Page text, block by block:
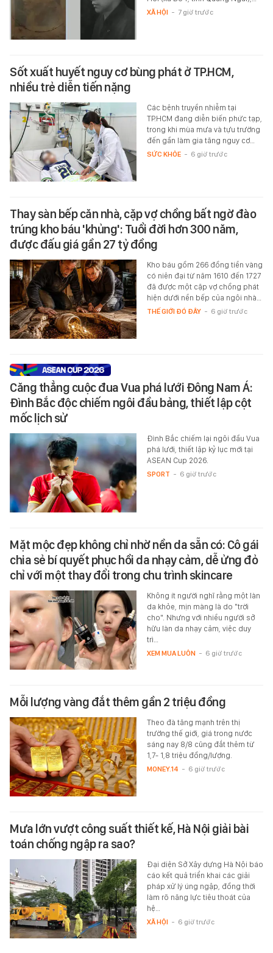
XÃ HỘI - 7 giờ trước
Sốt xuất huyết nguy cơ bùng phát ở TP.HCM,
nhiều trẻ diễn tiến nặng
Các bệnh truyền nhiễm tại
TP.HCM đang diễn biến phức tạp,
trong khi mùa mưa và tựu trường
đến gần làm gia tăng nguy cơ…
SỨC KHỎE - 6 giờ trước
Thay sàn bếp căn nhà, cặp vợ chồng bất ngờ đào
trúng kho báu 'khủng': Tuổi đời hơn 300 năm,
được đấu giá gần 27 tỷ đồng
Kho báu gồm 266 đồng tiền vàng
có niên đại từ năm 1610 đến 1727
đã được một cặp vợ chồng phát
hiện dưới nền bếp của ngôi nhà…
THẾ GIỚI ĐÓ ĐÂY - 6 giờ trước
Căng thẳng cuộc đua Vua phá lưới Đông Nam Á:
Đình Bắc độc chiếm ngôi đầu bảng, thiết lập cột
mốc lịch sử
Đình Bắc chiếm lại ngôi đầu Vua
phá lưới, thiết lập kỷ lục mới tại
ASEAN Cup 2026.
SPORT - 6 giờ trước
Mặt mộc đẹp không chỉ nhờ nền da sẵn có: Cô gái
chia sẻ bí quyết phục hồi da nhạy cảm, dễ ửng đỏ
chỉ với một thay đổi trong chu trình skincare
Không ít người nghĩ rằng một làn
da khỏe, mịn màng là do "trời
cho". Nhưng với nhiều người sở
hữu làn da nhạy cảm, việc duy
trì…
XEM MUA LUÔN - 6 giờ trước
Mỗi lượng vàng đắt thêm gần 2 triệu đồng
Theo đà tăng mạnh trên thị
trường thế giới, giá trong nước
sáng nay 8/8 cũng đắt thêm từ
1,7- 1,8 triệu đồng/lượng.
MONEY.14 - 6 giờ trước
Mưa lớn vượt công suất thiết kế, Hà Nội giải bài
toán chống ngập ra sao?
Đại diện Sở Xây dựng Hà Nội báo
cáo kết quả triển khai các giải
pháp xử lý úng ngập, đồng thời
làm rõ năng lực tiêu thoát của
hệ…
XÃ HỘI - 6 giờ trước